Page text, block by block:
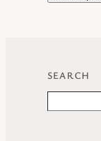
SEARCH